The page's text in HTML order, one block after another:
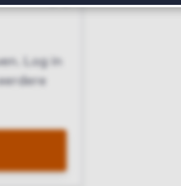
Log in